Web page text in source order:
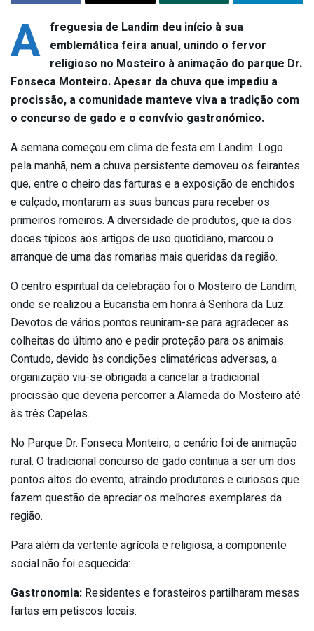
A freguesia de Landim deu início à sua
emblemática feira anual, unindo o fervor
religioso no Mosteiro à animação do parque Dr.
Fonseca Monteiro. Apesar da chuva que impediu a
procissão, a comunidade manteve viva a tradição com
o concurso de gado e o convívio gastronómico.
A semana começou em clima de festa em Landim. Logo
pela manhã, nem a chuva persistente demoveu os feirantes
que, entre o cheiro das farturas e a exposição de enchidos
e calçado, montaram as suas bancas para receber os
primeiros romeiros. A diversidade de produtos, que ia dos
doces típicos aos artigos de uso quotidiano, marcou o
arranque de uma das romarias mais queridas da região.
O centro espiritual da celebração foi o Mosteiro de Landim,
onde se realizou a Eucaristia em honra à Senhora da Luz.
Devotos de vários pontos reuniram-se para agradecer as
colheitas do último ano e pedir proteção para os animais.
Contudo, devido às condições climatéricas adversas, a
organização viu-se obrigada a cancelar a tradicional
procissão que deveria percorrer a Alameda do Mosteiro até
às três Capelas.
No Parque Dr. Fonseca Monteiro, o cenário foi de animação
rural. O tradicional concurso de gado continua a ser um dos
pontos altos do evento, atraindo produtores e curiosos que
fazem questão de apreciar os melhores exemplares da
região.
Para além da vertente agrícola e religiosa, a componente
social não foi esquecida:
Gastronomia: Residentes e forasteiros partilharam mesas
fartas em petiscos locais.